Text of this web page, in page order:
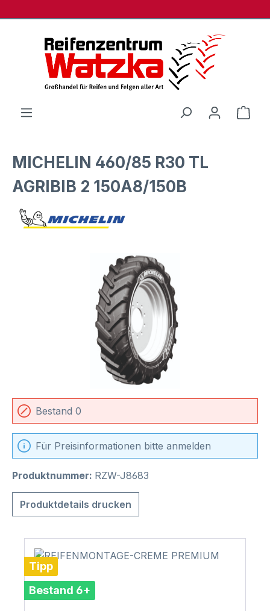
MICHELIN 460/85 R30 TL
AGRIBIB 2 150A8/150B
Bildergalerie überspringen
Bestand 0
Für Preisinformationen bitte anmelden
Produktnummer: RZW-J8683
Produktdetails drucken
Tipp
Bestand 6+